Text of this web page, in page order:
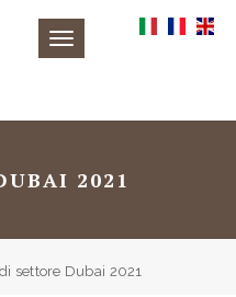
Toggle
2021
settore Dubai 2021